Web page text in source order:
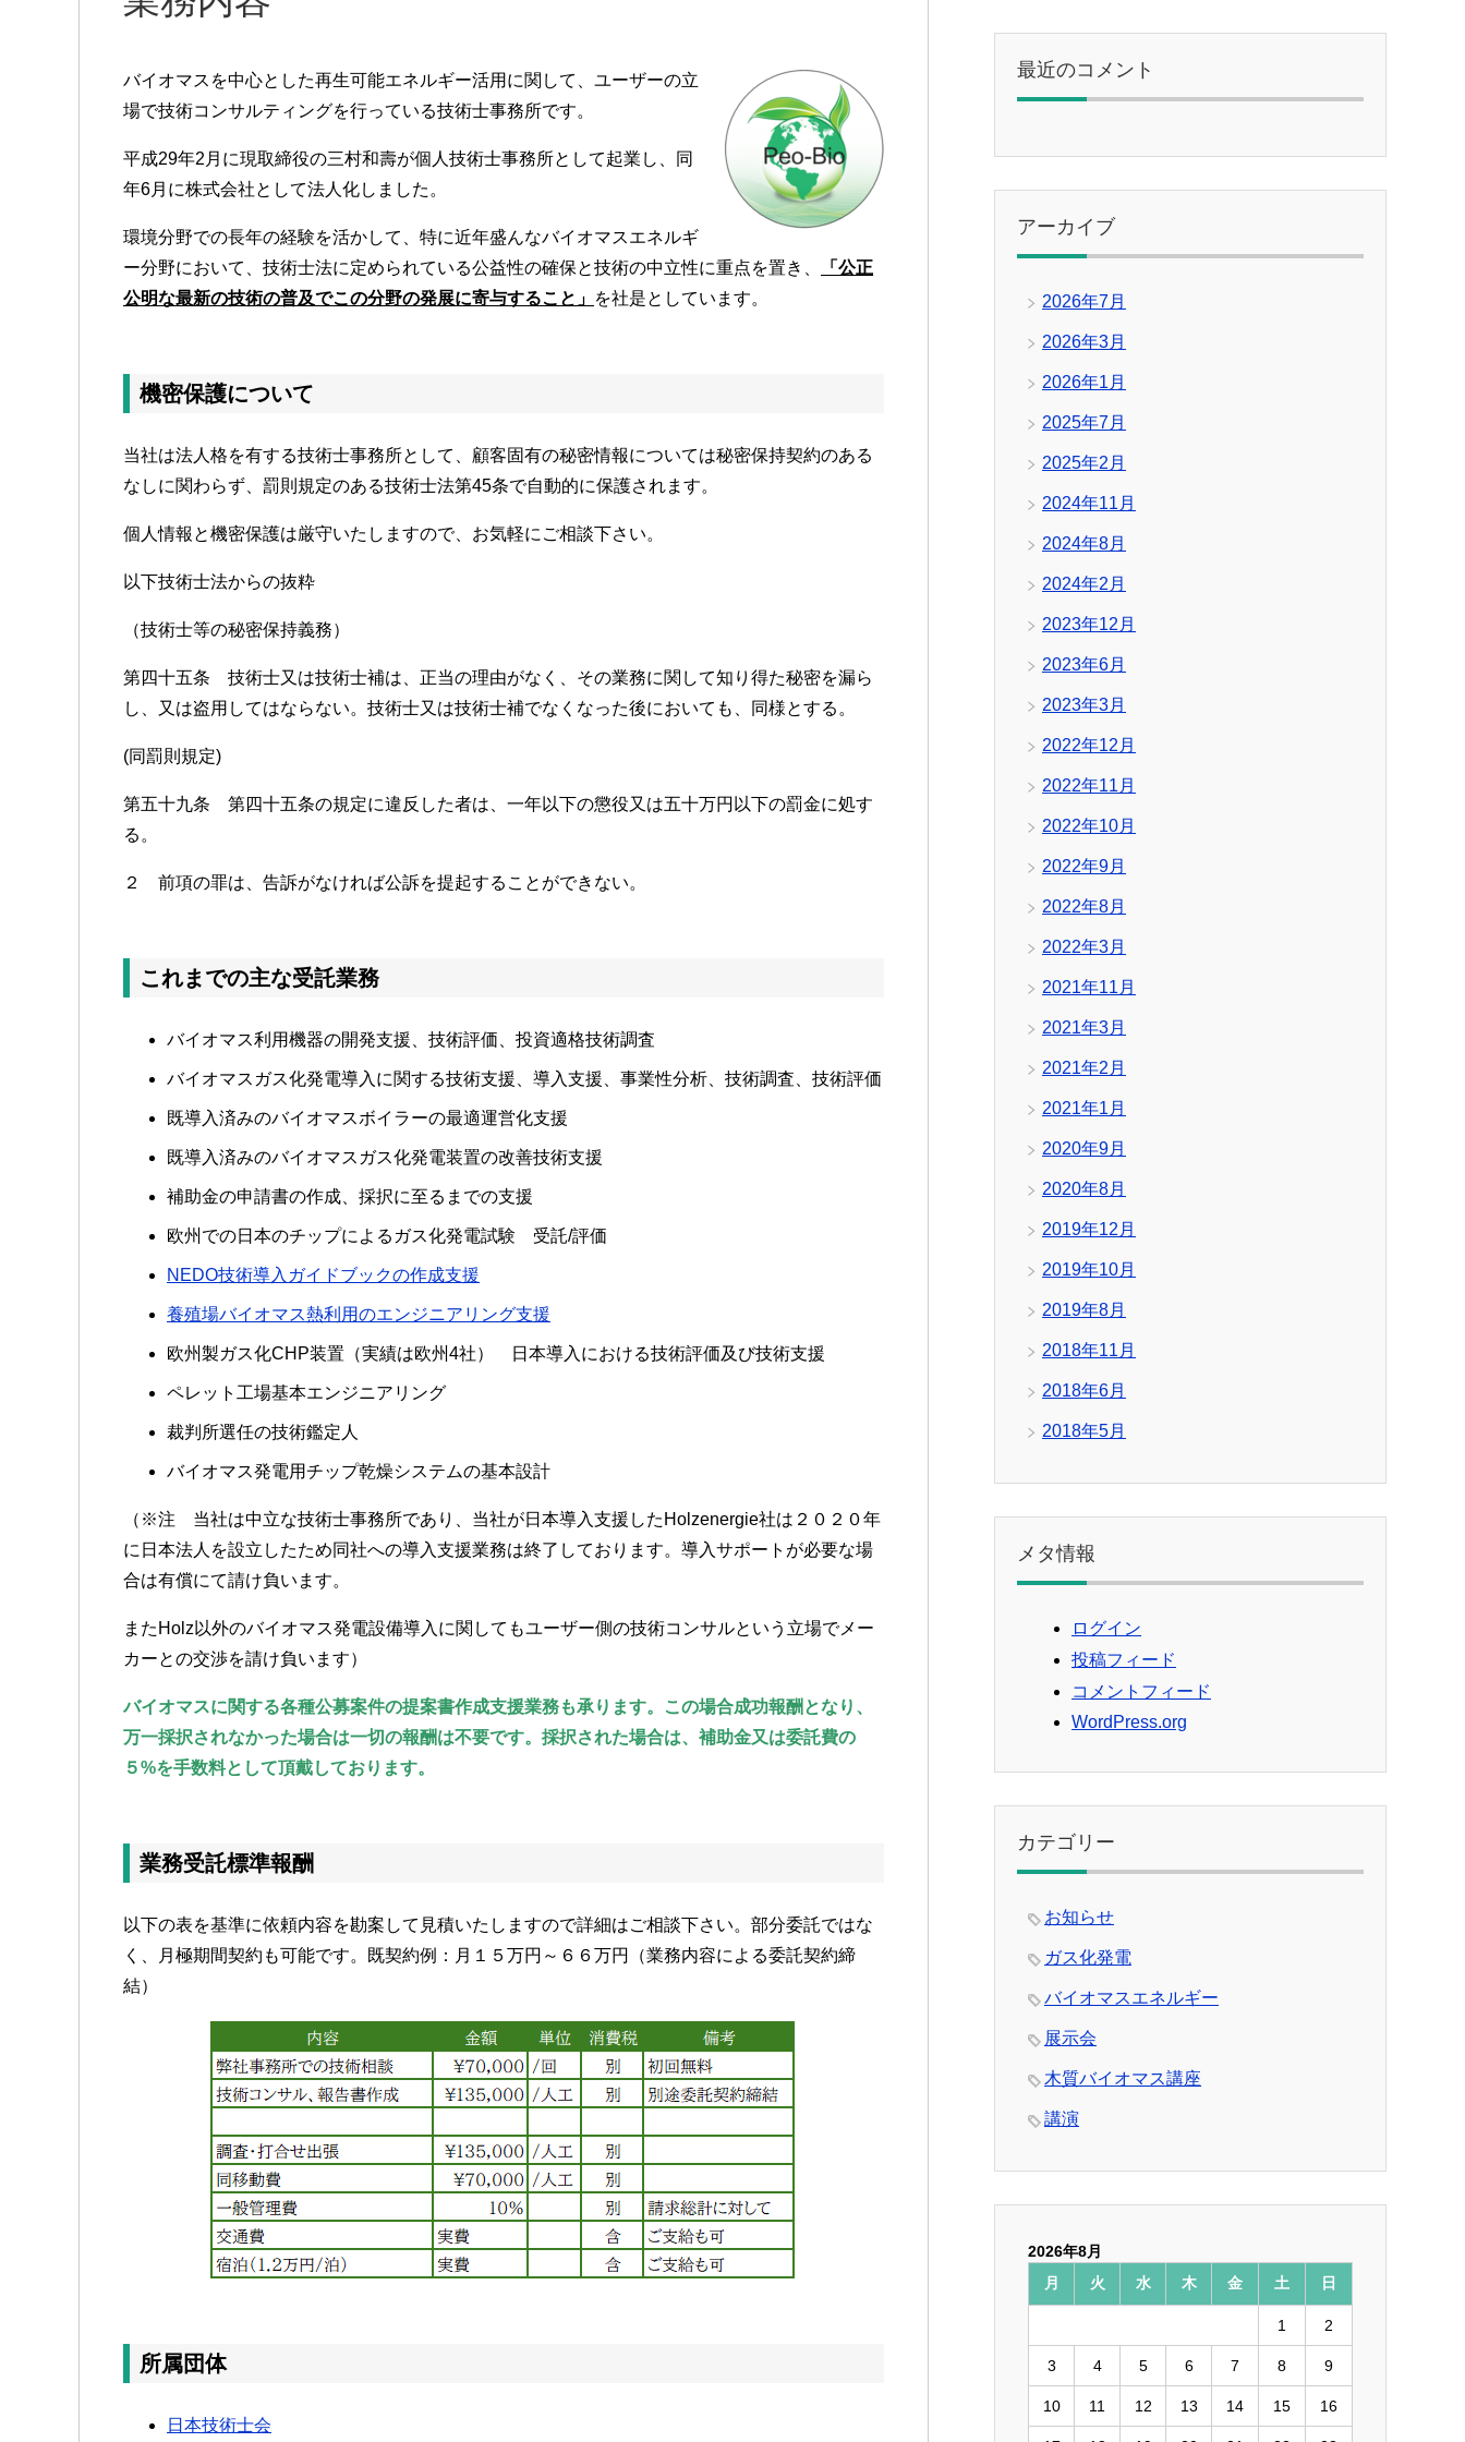
バイオマスを中心とした再生可能エネルギー活用に関して、ユーザーの立
場で技術コンサルティングを行っている技術士事務所です。
平成29年2月に現取締役の三村和壽が個人技術士事務所として起業し、同
年6月に株式会社として法人化しました。
環境分野での長年の経験を活かして、特に近年盛んなバイオマスエネルギ
ー分野において、技術士法に定められている公益性の確保と技術の中立性に重点を置き、
「公正
公明な最新の技術の普及でこの分野の発展に寄与すること」 を社是としています。
機密保護について
当社は法人格を有する技術士事務所として、顧客固有の秘密情報については秘密保持契約のある
なしに関わらず、罰則規定のある技術士法第45条で自動的に保護されます。
個人情報と機密保護は厳守いたしますので、お気軽にご相談下さい。
以下技術士法からの抜粋
（技術士等の秘密保持義務）
第四十五条 技術士又は技術士補は、正当の理由がなく、その業務に関して知り得た秘密を漏ら
し、又は盗用してはならない。技術士又は技術士補でなくなった後においても、同様とする。
(同罰則規定)
第五十九条 第四十五条の規定に違反した者は、一年以下の懲役又は五十万円以下の罰金に処す
る。
２ 前項の罪は、告訴がなければ公訴を提起することができない。
これまでの主な受託業務
バイオマス利用機器の開発支援、技術評価、投資適格技術調査
バイオマスガス化発電導入に関する技術支援、導入支援、事業性分析、技術調査、技術評価
既導入済みのバイオマスボイラーの最適運営化支援
既導入済みのバイオマスガス化発電装置の改善技術支援
補助金の申請書の作成、採択に至るまでの支援
欧州での日本のチップによるガス化発電試験 受託/評価
NEDO技術導入ガイドブックの作成支援
養殖場バイオマス熱利用のエンジニアリング支援
欧州製ガス化CHP装置（実績は欧州4社） 日本導入における技術評価及び技術支援
ペレット工場基本エンジニアリング
裁判所選任の技術鑑定人
バイオマス発電用チップ乾燥システムの基本設計
（※注 当社は中立な技術士事務所であり、当社が日本導入支援したHolzenergie社は２０２０年
に日本法人を設立したため同社への導入支援業務は終了しております。導入サポートが必要な場
合は有償にて請け負います。
またHolz以外のバイオマス発電設備導入に関してもユーザー側の技術コンサルという立場でメー
カーとの交渉を請け負います）
バイオマスに関する各種公募案件の提案書作成支援業務も承ります。
この場合成功報酬となり、
万一採択されなかった場合は一切の報酬は不要です。 採択された場合は、補助金又は委託費の
５%を手数料として頂戴しております。
業務受託標準報酬
以下の表を基準に依頼内容を勘案して見積いたしますので詳細はご相談下さい。部分委託ではな
く、月極期間契約も可能です。既契約例：月１５万円～６６万円（業務内容による委託契約締
結）
所属団体
日本技術士会
最近のコメント
アーカイブ
2026年7月
2026年3月
2026年1月
2025年7月
2025年2月
2024年11月
2024年8月
2024年2月
2023年12月
2023年6月
2023年3月
2022年12月
2022年11月
2022年10月
2022年9月
2022年8月
2022年3月
2021年11月
2021年3月
2021年2月
2021年1月
2020年9月
2020年8月
2019年12月
2019年10月
2019年8月
2018年11月
2018年6月
2018年5月
メタ情報
ログイン
投稿フィード
コメントフィード
WordPress.org
カテゴリー
お知らせ
ガス化発電
バイオマスエネルギー
展示会
木質バイオマス講座
講演
2026年8月
月
火 水 木 金 土 日
1 2
3 4 5 6 7 8 9
10 11 12 13 14 15 16